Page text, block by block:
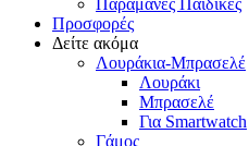
Προσφορές
Δείτε ακόμα
Λουράκια-Μπρασελέ
Λουράκι
Μπρασελέ
Για Smartwatch
Γάμος